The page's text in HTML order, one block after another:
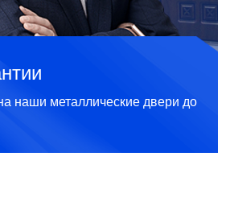
наши металлические двери до